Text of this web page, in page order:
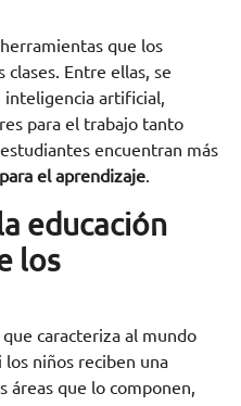
que los
Entre ellas, se
inteligencia artificial,
para el trabajo tanto
encuentran más
el aprendizaje.
educación
los
caracteriza al mundo
los niños reciben una
áreas que lo componen,